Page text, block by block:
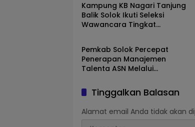
Kampung KB Nagari Tanjung
Balik Solok Ikuti Seleksi
Wawancara Tingkat
Solok
Pemkab Solok Percepat
Penerapan Manajemen
Talenta ASN Melalui
Tinggalkan Balasan
Alamat email Anda tidak akan